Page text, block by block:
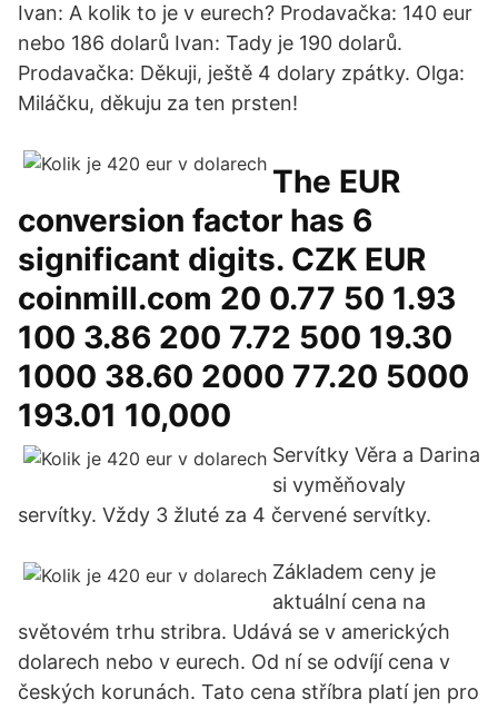
Ivan: A kolik to je v eurech? Prodavačka: 140 eur
nebo 186 dolarů Ivan: Tady je 190 dolarů.
Prodavačka: Děkuji, ještě 4 dolary zpátky. Olga:
Miláčku, děkuju za ten prsten!
The EUR
conversion factor has 6
significant digits. CZK EUR
coinmill.com 20 0.77 50 1.93
100 3.86 200 7.72 500 19.30
1000 38.60 2000 77.20 5000
193.01 10,000
Servítky Věra a Darina
si vyměňovaly
servítky. Vždy 3 žluté za 4 červené servítky.
Základem ceny je
aktuální cena na
světovém trhu stribra. Udává se v amerických
dolarech nebo v eurech. Od ní se odvíjí cena v
českých korunách. Tato cena stříbra platí jen pro